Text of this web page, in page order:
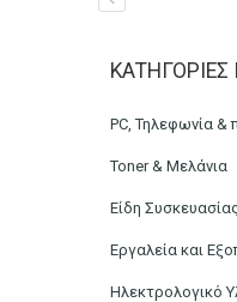
PC, Τηλεφωνία &
Toner & Μελάνια
Είδη
Εργαλεία και
Ηλεκτρολογικό